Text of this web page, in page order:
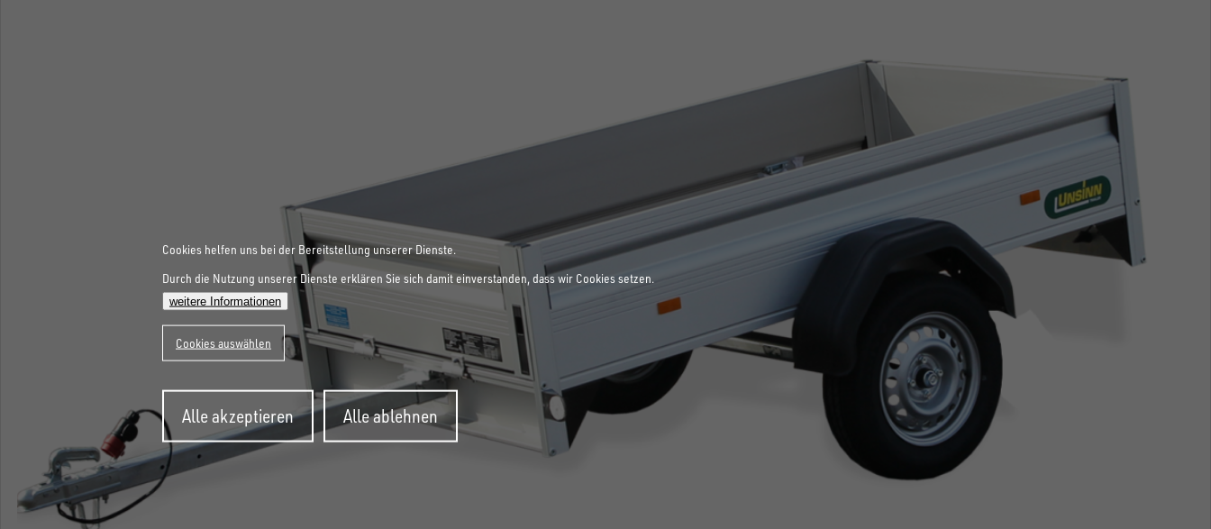
Cookies helfen uns bei der Bereitstellung unserer Dienste.
Durch die Nutzung unserer Dienste erklären Sie sich damit einverstanden, dass wir Cookies setzen.
weitere Informationen
Cookies auswählen
Alle akzeptieren
Zustimmung
zurückziehen
Alle ablehnen